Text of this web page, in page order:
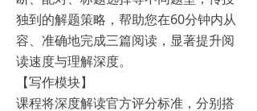
独到的解题策略，帮助您在60分钟内从
容、准确地完成三篇阅读，显著提升阅
读速度与理解深度。
【写作模块】
课程将深度解读官方评分标准，分别搭